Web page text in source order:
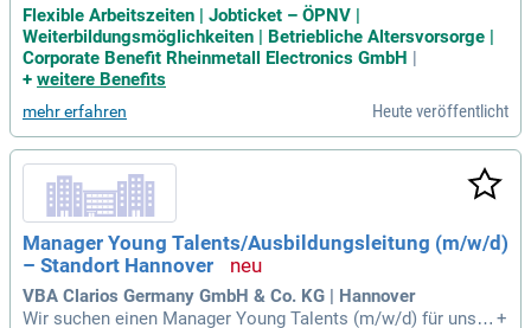
schen sich eine praxisnahe Tätigkeit mit maritimen Bezug in
einem spannenden Projektumfeld? Dann starten Sie bei uns
in der Integration der maritimen Ausbildungssimulatoren du
rch. In unseren.
Flexible Arbeitszeiten | Jobticket – ÖPNV |
Weiterbildungsmöglichkeiten | Betriebliche Altersvorsorge |
Corporate Benefit Rheinmetall Electronics GmbH |
+ weitere Benefits
mehr erfahren Heute veröffentlicht
Manager Young Talents/Ausbildungsleitung (m/w/d)
– Standort Hannover
VBA Clarios Germany GmbH & Co. KG | Hannover
Wir suchen einen Manager Young Talents (m/w/d) für unser +